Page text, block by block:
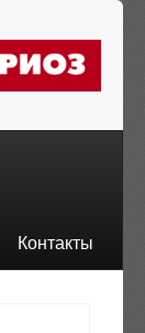
Контакты